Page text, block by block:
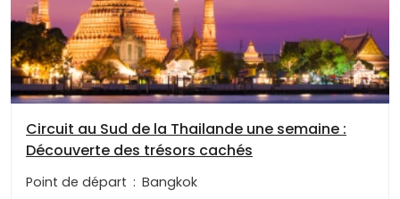
Circuit au Sud de la Thailande une semaine :
Découverte des trésors cachés
Point de départ : Bangkok